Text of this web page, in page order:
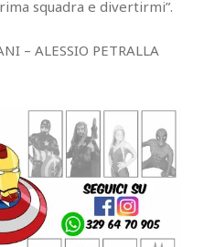
squadra e divertirmi”.
– ALESSIO PETRALLA